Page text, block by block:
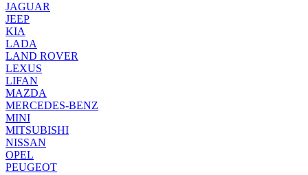
JAGUAR
JEEP
KIA
LADA
LAND ROVER
LEXUS
LIFAN
MAZDA
MERCEDES-BENZ
MINI
MITSUBISHI
NISSAN
OPEL
PEUGEOT